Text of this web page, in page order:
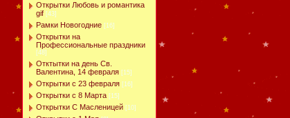
Открытки Любовь и романтика
gif [43]
Рамки Новогодние [16]
Открытки на
Профессиональные праздники
[48]
Отктытки на день Св.
Валентина, 14 февраля [15]
Открытки с 23 февраля [16]
Открытки с 8 Марта [15]
Открытки С Масленицей [10]